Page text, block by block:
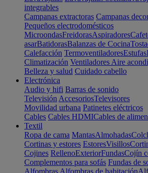
integrables
Campanas extractoras Campanas
Pequeños electrodomésticos
MicroondasFreidorasAspiradores
asarBatidorasBalanzas de Cocina
Calefacción TermoventiladoresEstufas
Climatización Ventiladores Aire
Belleza y salud Cuidado cabello
Electrónica
Audio y hifi Barras de sonido
Televisión AccesoriosTelevisores
Movilidad urbana Patinetes eléctricos
Cables Cables HDMICables de
Textil
Ropa de cama MantasAlmohadas
Cortinas y estores EstoresVisillos
Cojines RellenoExteriorFundasCojín
Complementos para sofás Fundas de
Alfombras Alfombras de habitación